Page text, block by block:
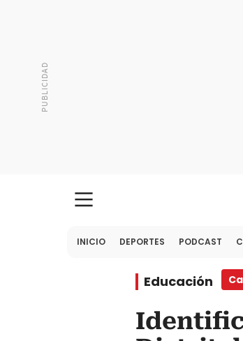
INICIO DEPORTES PODCAST
Educación